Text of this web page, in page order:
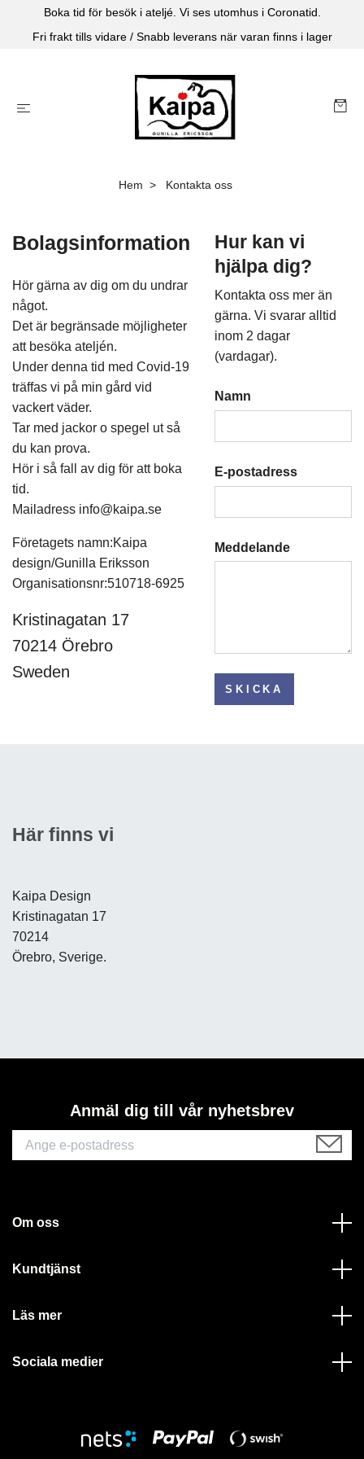
Boka tid för besök i ateljé. Vi ses utomhus i Coronatid.
Fri frakt tills vidare / Snabb leverans när varan finns i lager
Hem Kontakta oss
Bolagsinformation
Hör gärna av dig om du undrar
något.
Det är begränsade möjligheter
att besöka ateljén.
Under denna tid med Covid-19
träffas vi på min gård vid
vackert väder.
Tar med jackor o spegel ut så
du kan prova.
Hör i så fall av dig för att boka
tid.
Mailadress info@kaipa.se
Företagets namn:Kaipa
design/Gunilla Eriksson
Organisationsnr:510718-6925
Kristinagatan 17
70214 Örebro
Sweden
Hur kan vi
hjälpa dig?
Kontakta oss mer än
gärna. Vi svarar alltid
inom 2 dagar
(vardagar).
Namn
E-postadress
Meddelande
SKICKA
Här finns vi
Kaipa Design
Kristinagatan 17
70214
Örebro, Sverige.
Anmäl dig till vår nyhetsbrev
Om oss
Kundtjänst
Läs mer
Sociala medier